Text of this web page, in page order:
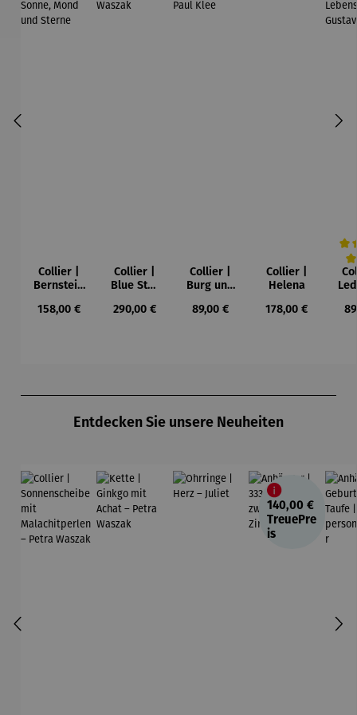
Collier |
Bernstein
Mond und
Regulärer Preis:
158,00 €
Collier |
Blue Star
Waszak
Regulärer Preis:
290,00 €
Collier |
Burg und
Paul Klee
Regulärer Preis:
89,00 €
Collier |
Helena
Regulärer Preis:
178,00 €
Entdecken Sie unsere Neuheiten
140,00 €
TreuePre
is